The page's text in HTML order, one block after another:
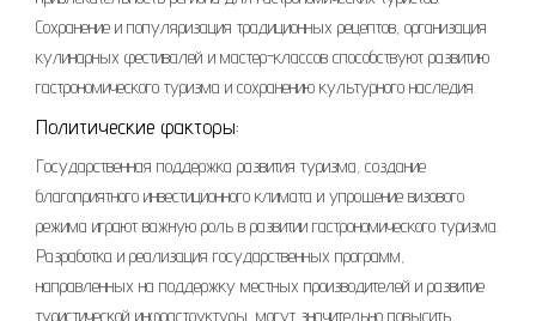
Сохранение и популяризация традиционных рецептов, организация
кулинарных фестивалей и мастер-классов способствуют развитию
гастрономического туризма и сохранению культурного наследия.
Политические факторы:
Государственная поддержка развития туризма, создание
благоприятного инвестиционного климата и упрощение визового
режима играют важную роль в развитии гастрономического туризма.
Разработка и реализация государственных программ,
направленных на поддержку местных производителей и развитие
туристической инфраструктуры, могут значительно повысить